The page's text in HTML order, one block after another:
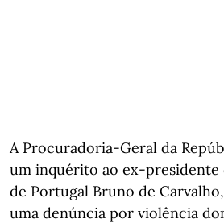
A Procuradoria-Geral da
um inquérito ao ex-presidente
de Portugal Bruno de
uma denúncia por violência